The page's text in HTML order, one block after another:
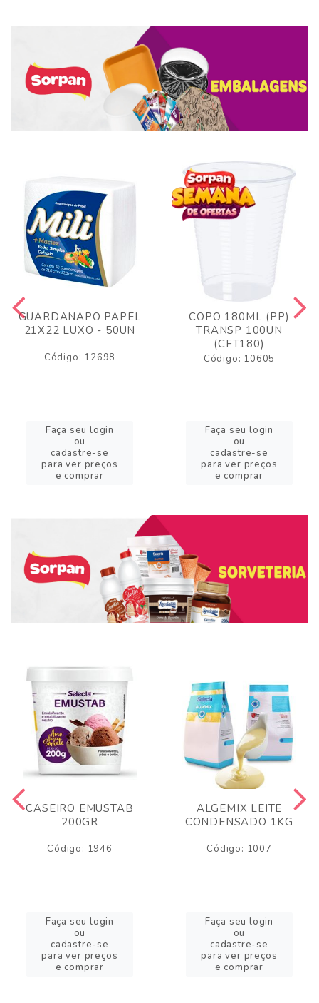
GUARDANAPO PAPEL
21X22 LUXO - 50UN
Código: 12698
Faça seu login
ou
cadastre-se
para ver preços
e comprar
COPO 180ML (PP)
TRANSP 100UN
(CFT180)
Código: 10605
Faça seu login
ou
cadastre-se
para ver preços
e comprar
CASEIRO EMUSTAB
200GR
Código: 1946
Faça seu login
ou
cadastre-se
para ver preços
e comprar
ALGEMIX LEITE
CONDENSADO 1KG
Código: 1007
Faça seu login
ou
cadastre-se
para ver preços
e comprar